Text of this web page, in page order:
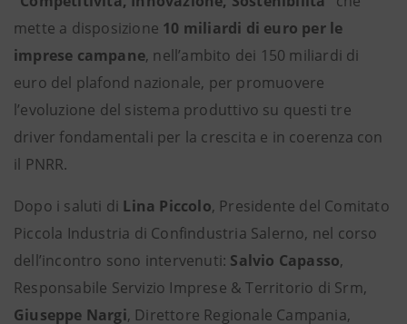
mette a disposizione 10 miliardi di euro per le
imprese campane, nell’ambito dei 150 miliardi di
euro del plafond nazionale, per promuovere
l’evoluzione del sistema produttivo su questi tre
driver fondamentali per la crescita e in coerenza con
il PNRR.
Dopo i saluti di Lina Piccolo, Presidente del Comitato
Piccola Industria di Confindustria Salerno, nel corso
dell’incontro sono intervenuti: Salvio Capasso,
Responsabile Servizio Imprese & Territorio di Srm,
Giuseppe Nargi, Direttore Regionale Campania,